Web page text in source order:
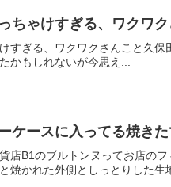
ちゃけすぎる、ワクワ
けすぎる、ワクワクさんこと
かもしれないが今思え...
ケースに入ってる焼き
店B1のブルトンヌってお店の
焼かれた外側としっとりした